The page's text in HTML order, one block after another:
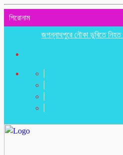
শিরোনাম
জগন্নাথপুরে নৌকা ডুবিতে নিহত